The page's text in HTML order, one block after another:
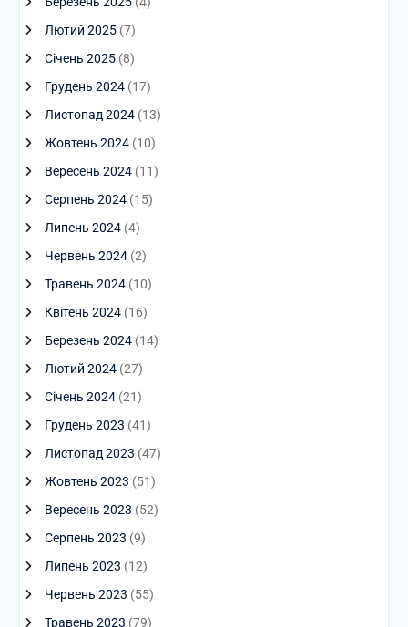
Лютий 2025(7)
Січень 2025(8)
Грудень 2024(17)
Листопад 2024(13)
Жовтень 2024(10)
Вересень 2024(11)
Серпень 2024(15)
Липень 2024(4)
Червень 2024(2)
Травень 2024(10)
Квітень 2024(16)
Березень 2024(14)
Лютий 2024(27)
Січень 2024(21)
Грудень 2023 (41)
Листопад 2023 (47)
Жовтень 2023 (51)
Вересень 2023 (52)
Серпень 2023 (9)
Липень 2023 (12)
Червень 2023 (55)
Травень 2023 (79)